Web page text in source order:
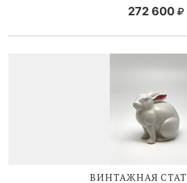
272 600
ВИНТАЖНАЯ